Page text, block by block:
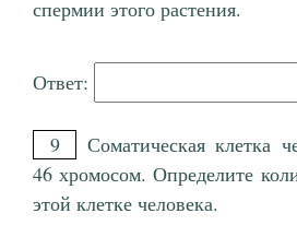
спермии этого растения.
Ответ:
9
Соматическая клетка
46 хромосом. Определите
этой клетке человека.